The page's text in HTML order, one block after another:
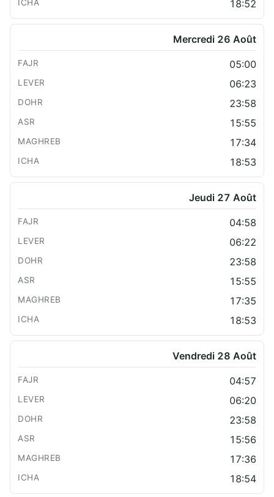
18:52
Mercredi 26 Août
05:00
06:23
23:58
15:55
17:34
18:53
Jeudi 27 Août
04:58
06:22
23:58
15:55
17:35
18:53
Vendredi 28 Août
04:57
06:20
23:58
15:56
17:36
18:54